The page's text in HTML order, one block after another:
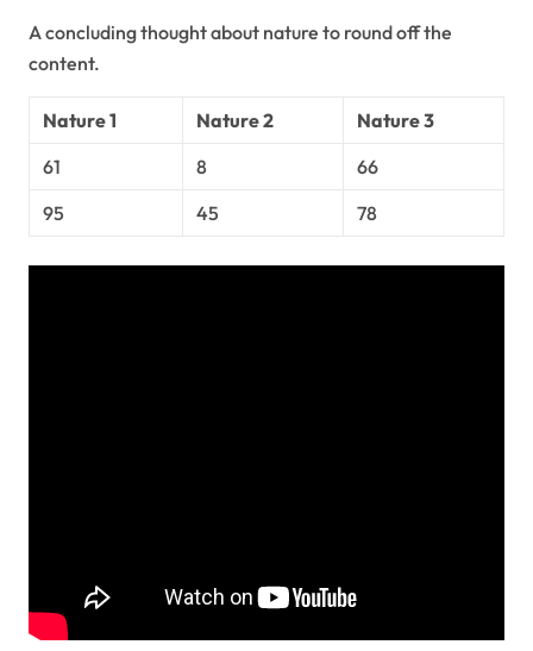
A concluding thought about nature to round off the
content.
Nature 1 Nature 2
Nature 3
61
8
66
95
45 78